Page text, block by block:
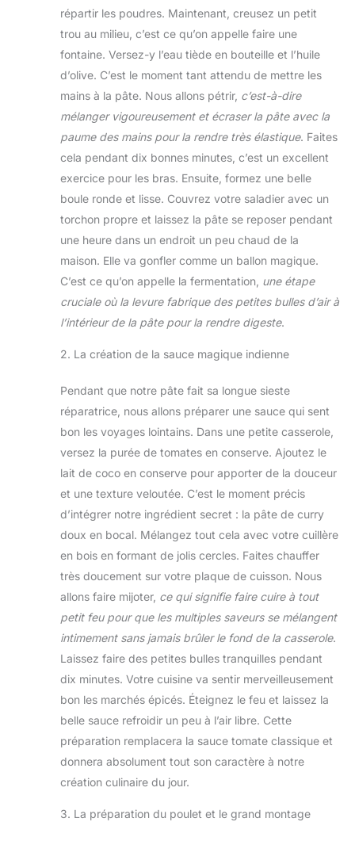
répartir les poudres. Maintenant, creusez un petit
trou au milieu, c’est ce qu’on appelle faire une
fontaine. Versez-y l’eau tiède en bouteille et l’huile
d’olive. C’est le moment tant attendu de mettre les
mains à la pâte. Nous allons pétrir, c’est-à-dire
mélanger vigoureusement et écraser la pâte avec la
paume des mains pour la rendre très élastique. Faites
cela pendant dix bonnes minutes, c’est un excellent
exercice pour les bras. Ensuite, formez une belle
boule ronde et lisse. Couvrez votre saladier avec un
torchon propre et laissez la pâte se reposer pendant
une heure dans un endroit un peu chaud de la
maison. Elle va gonfler comme un ballon magique.
C’est ce qu’on appelle la fermentation, une étape
cruciale où la levure fabrique des petites bulles d’air à
l’intérieur de la pâte pour la rendre digeste.
2. La création de la sauce magique indienne
Pendant que notre pâte fait sa longue sieste
réparatrice, nous allons préparer une sauce qui sent
bon les voyages lointains. Dans une petite casserole,
versez la purée de tomates en conserve. Ajoutez le
lait de coco en conserve pour apporter de la douceur
et une texture veloutée. C’est le moment précis
d’intégrer notre ingrédient secret : la pâte de curry
doux en bocal. Mélangez tout cela avec votre cuillère
en bois en formant de jolis cercles. Faites chauffer
très doucement sur votre plaque de cuisson. Nous
allons faire mijoter, ce qui signifie faire cuire à tout
petit feu pour que les multiples saveurs se mélangent
intimement sans jamais brûler le fond de la casserole.
Laissez faire des petites bulles tranquilles pendant
dix minutes. Votre cuisine va sentir merveilleusement
bon les marchés épicés. Éteignez le feu et laissez la
belle sauce refroidir un peu à l’air libre. Cette
préparation remplacera la sauce tomate classique et
donnera absolument tout son caractère à notre
création culinaire du jour.
3. La préparation du poulet et le grand montage